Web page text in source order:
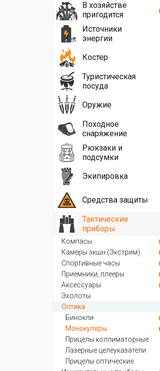
В хозяйстве
пригодится
Источники
энергии
Костер
Туристическая
посуда
Оружие
Походное
снаряжение
Рюкзаки и
подсумки
Экипировка
Средства защиты
Тактические
приборы
Компасы
Камеры экшн (Экстрим)
Спортивные часы
Приёмники, плееры
Аксессуары
Эхолоты
Оптика
Бинокли
Монокуляры
Прицелы коллиматорные
Лазерные целеуказатели
Прицелы оптические